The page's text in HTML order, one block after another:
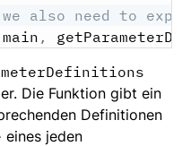
also need to
main ,
Die Funktion gibt ein
Definitionen
eines jeden